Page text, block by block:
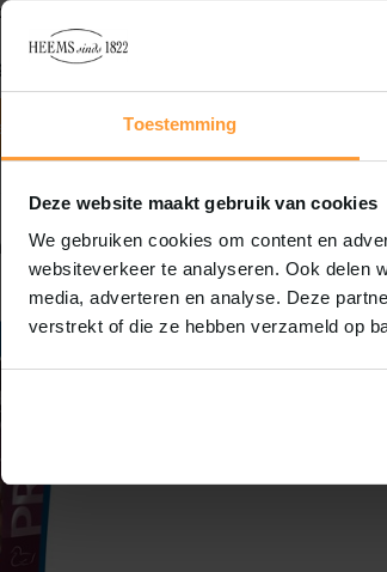
Toestemming
Deze website maakt gebruik van cookies
We gebruiken cookies om content en
websiteverkeer te analyseren. Ook delen
media, adverteren en analyse. Deze
verstrekt of die ze hebben verzameld op
0 reviews
over dit product..